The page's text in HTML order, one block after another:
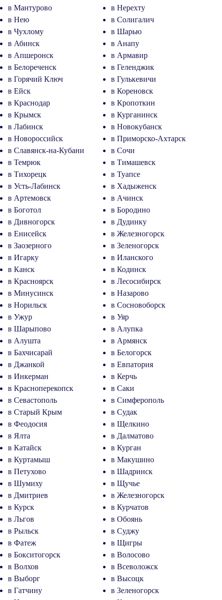
в Мантурово
в Нерехту
в Нею
в Солигалич
в Чухлому
в Шарью
в Абинск
в Анапу
в Апшеронск
в Армавир
в Белореченск
в Геленджик
в Горячий Ключ
в Гулькевичи
в Ейск
в Кореновск
в Краснодар
в Кропоткин
в Крымск
в Курганинск
в Лабинск
в Новокубанск
в Новороссийск
в Приморско-Ахтарск
в Славянск-на-Кубани
в Сочи
в Темрюк
в Тимашевск
в Тихорецк
в Туапсе
в Усть-Лабинск
в Хадыженск
в Артемовск
в Ачинск
в Боготол
в Бородино
в Дивногорск
в Дудинку
в Енисейск
в Железногорск
в Заозерного
в Зеленогорск
в Игарку
в Иланского
в Канск
в Кодинск
в Красноярск
в Лесосибирск
в Минусинск
в Назарово
в Норильск
в Сосновоборск
в Ужур
в Уяр
в Шарыпово
в Алупка
в Алушта
в Армянск
в Бахчисарай
в Белогорск
в Джанкой
в Евпатория
в Инкерман
в Керчь
в Красноперекопск
в Саки
в Севастополь
в Симферополь
в Старый Крым
в Судак
в Феодосия
в Щелкино
в Ялта
в Далматово
в Катайск
в Курган
в Куртамыш
в Макушино
в Петухово
в Шадринск
в Шумиху
в Щучье
в Дмитриев
в Железногорск
в Курск
в Курчатов
в Льгов
в Обоянь
в Рыльск
в Суджу
в Фатеж
в Щигры
в Бокситогорск
в Волосово
в Волхов
в Всеволожск
в Выборг
в Высоцк
в Гатчину
в Зеленогорск